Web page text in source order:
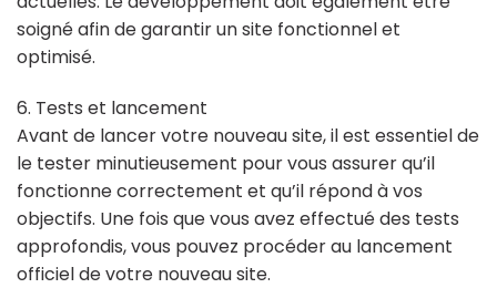
soigné afin de garantir un site fonctionnel et
optimisé.
6. Tests et lancement
Avant de lancer votre nouveau site, il est essentiel de
le tester minutieusement pour vous assurer qu’il
fonctionne correctement et qu’il répond à vos
objectifs. Une fois que vous avez effectué des tests
approfondis, vous pouvez procéder au lancement
officiel de votre nouveau site.